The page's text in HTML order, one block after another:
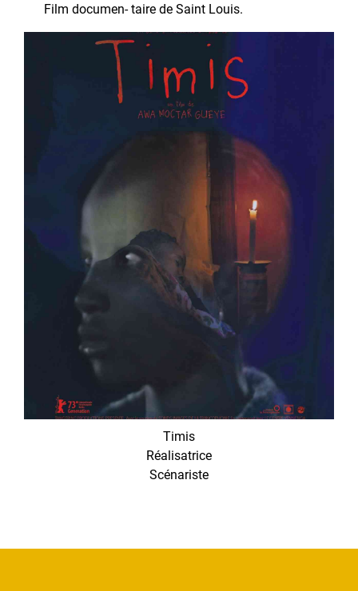
Film documen- taire de Saint Louis.
Timis
Réalisatrice
Scénariste